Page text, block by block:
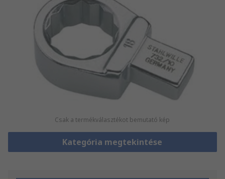
Csak a termékválasztékot bemutató kép
Kategória megtekintése